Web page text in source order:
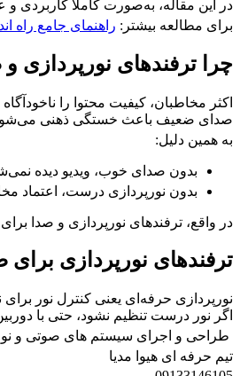
در این مقاله، به‌صورت کاملاً کاربردی
برای مطالعه بیشتر: راهنمای جامع راه
چرا ترفندهای
اکثر مخاطبان، کیفیت محتوا را
صدای ضعیف باعث خستگی ذهنی می‌شود
به همین دلیل:
بدون صدای خوب، ویدیو دیده
بدون نورپردازی درست، اعتماد
در واقع، ترفندهای نورپردازی و صدا
ترفندهای نورپردازی
نورپردازی حرفه‌ای یعنی کنترل نور
اگر نور درست تنظیم نشود، حتی با
طراحی و اجرای سیستم های صوتی و
تیم حرفه ای هیوا مدیا